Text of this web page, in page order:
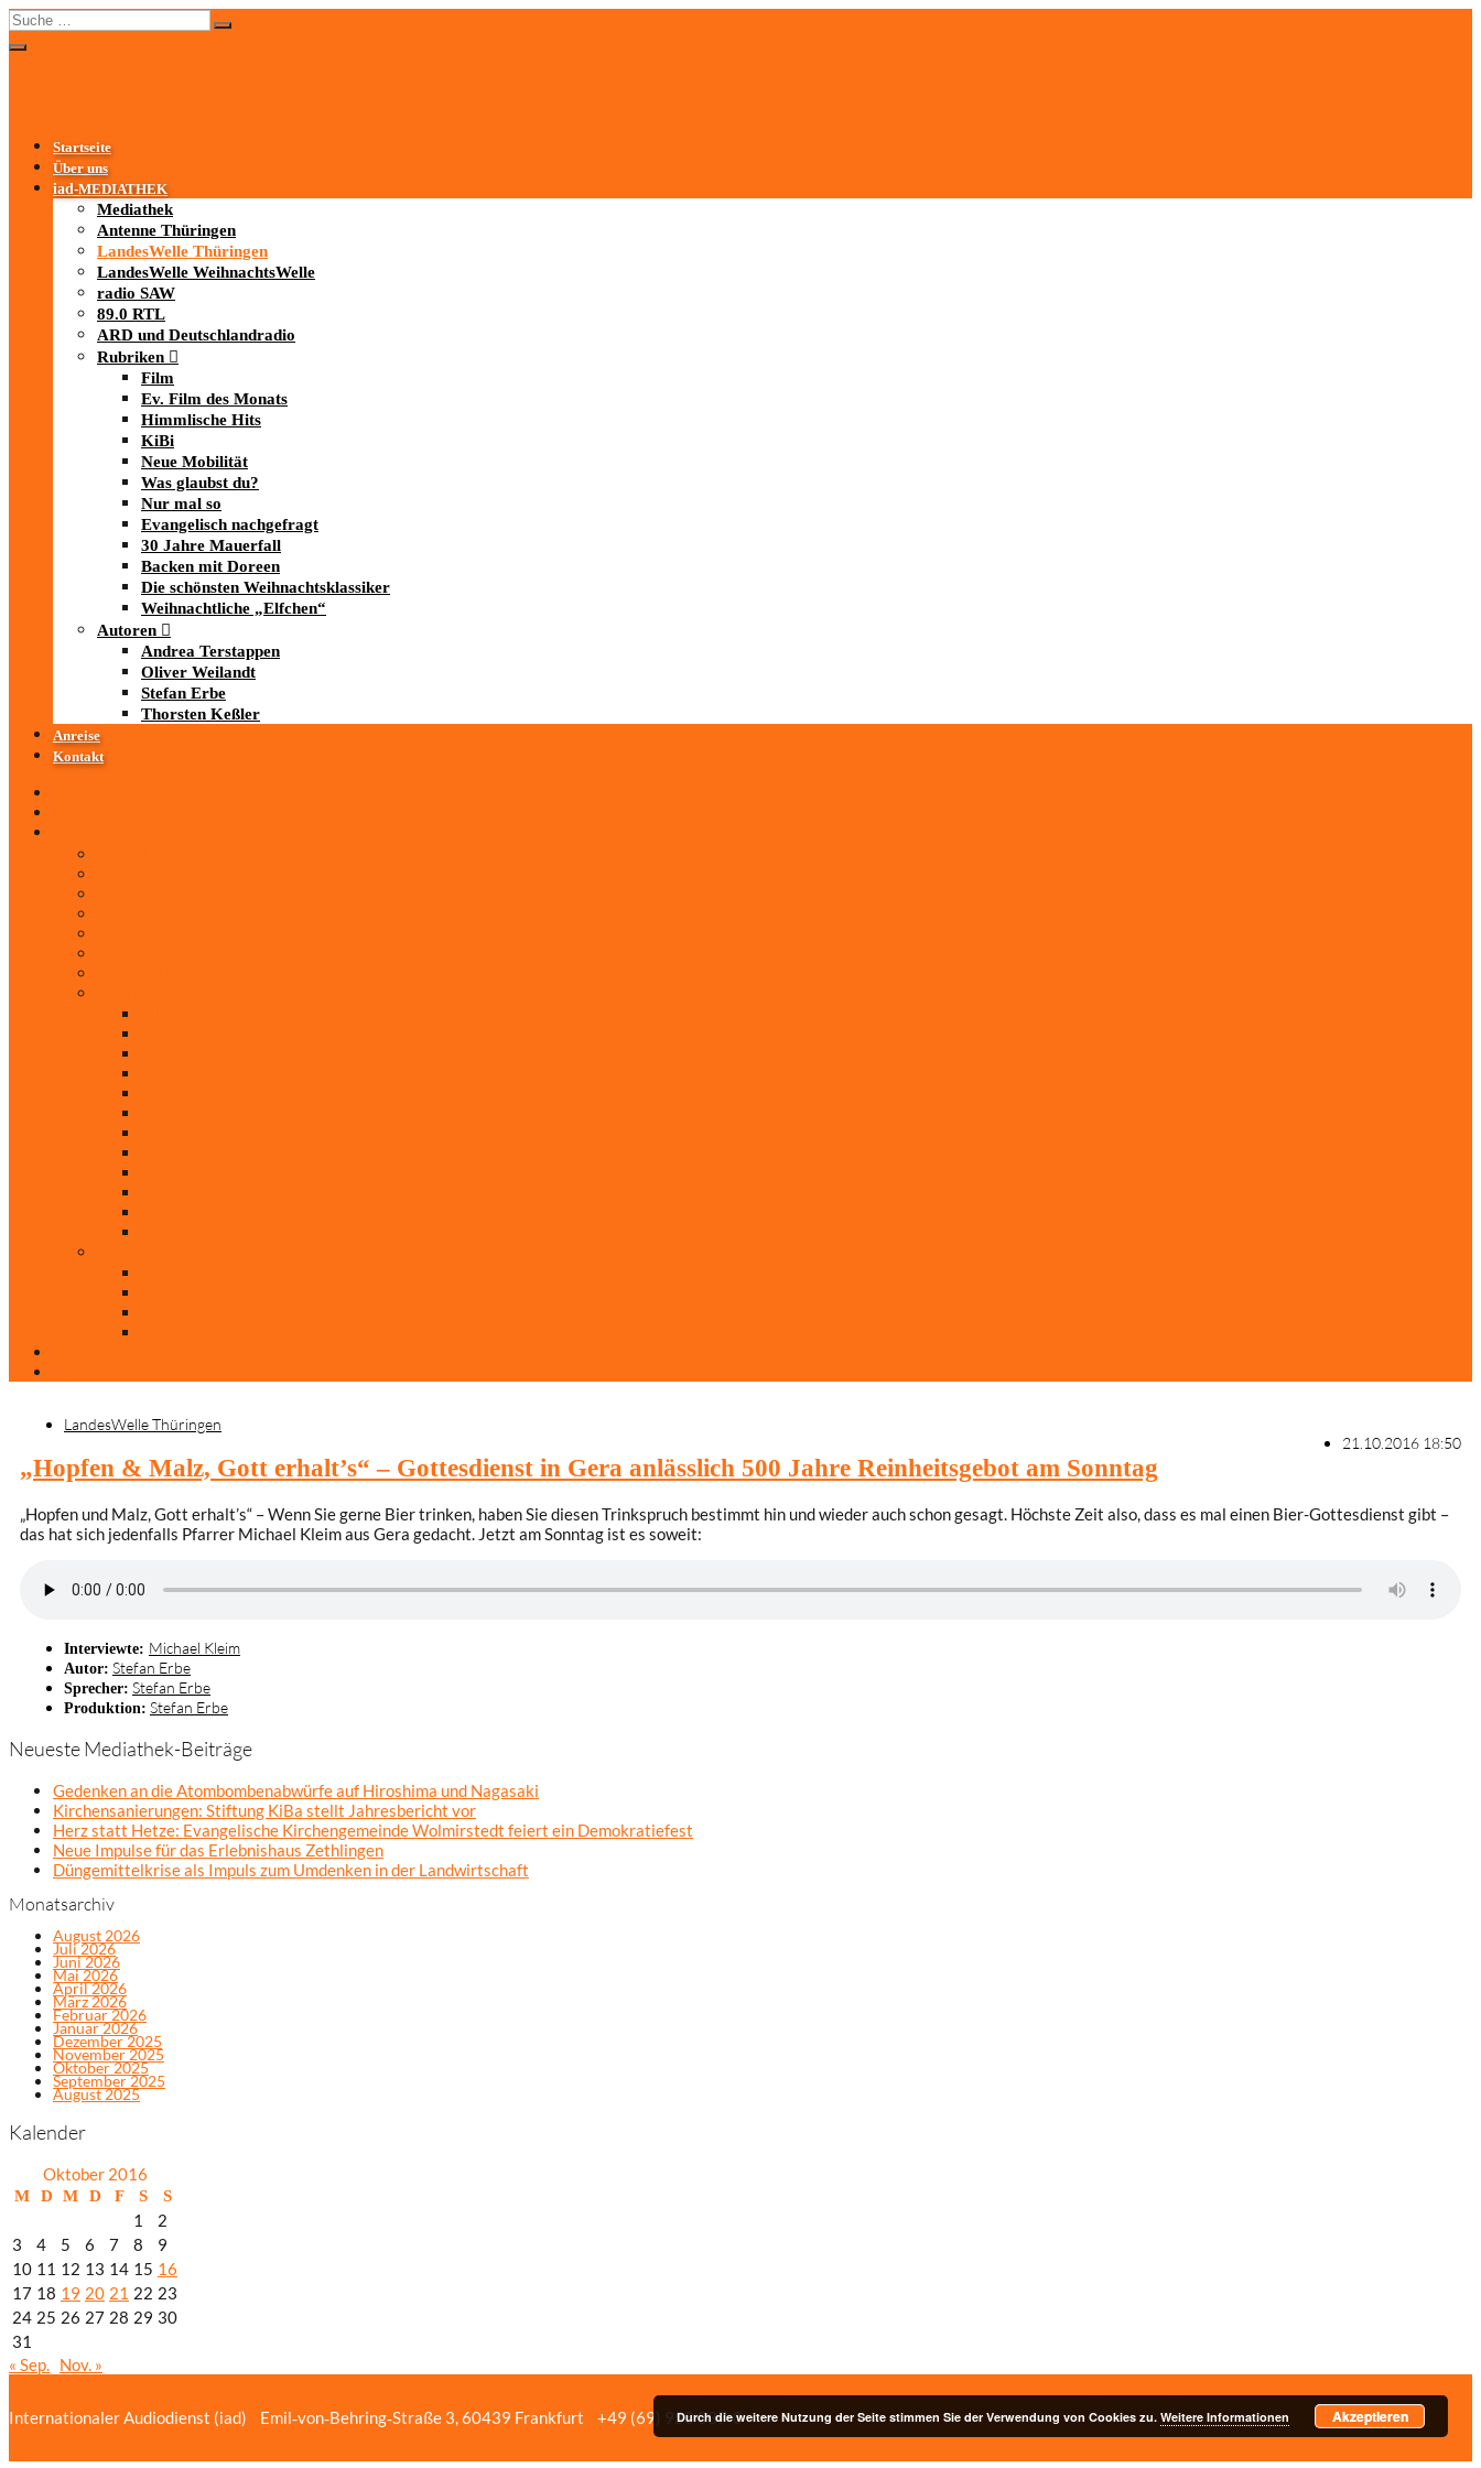
Startseite
Über uns
iad-MEDIATHEK
Mediathek
Antenne Thüringen
LandesWelle Thüringen
LandesWelle WeihnachtsWelle
radio SAW
89.0 RTL
ARD und Deutschlandradio
Rubriken
Film
Ev. Film des Monats
Himmlische Hits
KiBi
Neue Mobilität
Was glaubst du?
Nur mal so
Evangelisch nachgefragt
30 Jahre Mauerfall
Backen mit Doreen
Die schönsten Weihnachtsklassiker
Weihnachtliche „Elfchen“
Autoren
Andrea Terstappen
Oliver Weilandt
Stefan Erbe
Thorsten Keßler
Anreise
Kontakt
LandesWelle Thüringen
21.10.2016 18:50
„Hopfen & Malz, Gott erhalt’s“ – Gottesdienst in Gera anlässlich 500 Jahre Reinheitsgebot am Sonntag
„Hopfen und Malz, Gott erhalt’s“ – Wenn Sie gerne Bier trinken, haben Sie diesen Trinkspruch bestimmt hin und wieder auch schon gesagt. Höchste Zeit also, dass es mal einen Bier-Gottesdienst gibt –
das hat sich jedenfalls Pfarrer Michael Kleim aus Gera gedacht. Jetzt am Sonntag ist es soweit:
Interviewte: Michael Kleim
Autor: Stefan Erbe
Sprecher: Stefan Erbe
Produktion: Stefan Erbe
Neueste Mediathek-Beiträge
Gedenken an die Atombombenabwürfe auf Hiroshima und Nagasaki
Kirchensanierungen: Stiftung KiBa stellt Jahresbericht vor
Herz statt Hetze: Evangelische Kirchengemeinde Wolmirstedt feiert ein Demokratiefest
Neue Impulse für das Erlebnishaus Zethlingen
Düngemittelkrise als Impuls zum Umdenken in der Landwirtschaft
Monatsarchiv
August 2026
Juli 2026
Juni 2026
Mai 2026
April 2026
März 2026
Februar 2026
Januar 2026
Dezember 2025
November 2025
Oktober 2025
September 2025
August 2025
Kalender
Oktober 2016
M D M D F S S
1
2
3
4 5 6 7 8
9
10 11 12 13 14 15 16
17 18 19 20 21 22 23
24 25 26 27 28 29 30
31
« Sep. Nov. »
Internationaler Audiodienst (iad) Emil‑von‑Behring‑Straße 3, 60439 Frankfurt +49 (69) 958 037‑0Bildnachweise Impressum/Datenschutzerklärung
Durch die weitere Nutzung der Seite stimmen Sie der Verwendung von Cookies zu. Weitere Informationen Akzeptieren